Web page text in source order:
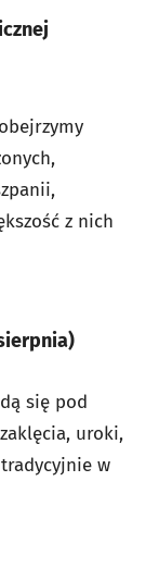
z nich
się pod
uroki,
w